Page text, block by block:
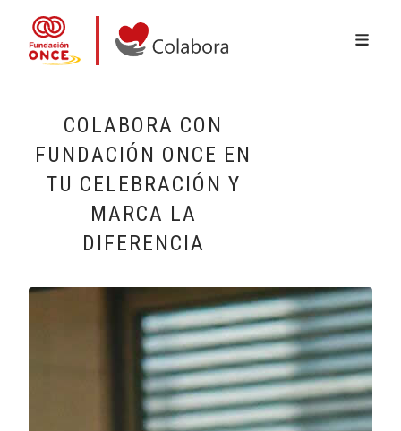
COLABORA CON
FUNDACIÓN ONCE EN
TU CELEBRACIÓN Y
MARCA LA
DIFERENCIA